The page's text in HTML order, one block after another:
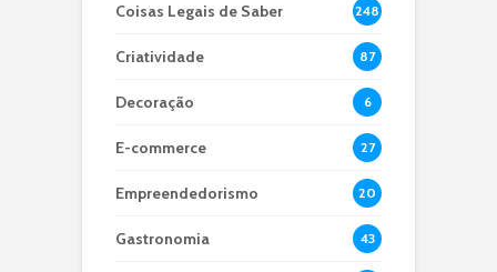
Coisas Legais de Saber 248
Criatividade 87
Decoração 6
E-commerce 27
Empreendedorismo 20
Gastronomia 43